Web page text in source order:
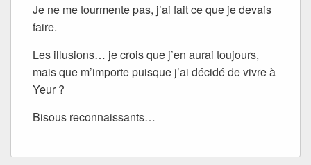
Je ne me tourmente pas, j’ai fait ce que je devais
faire.
Les illusions… je crois que j’en aurai toujours,
mais que m’importe puisque j’ai décidé de vivre à
Yeur ?
Bisous reconnaissants…